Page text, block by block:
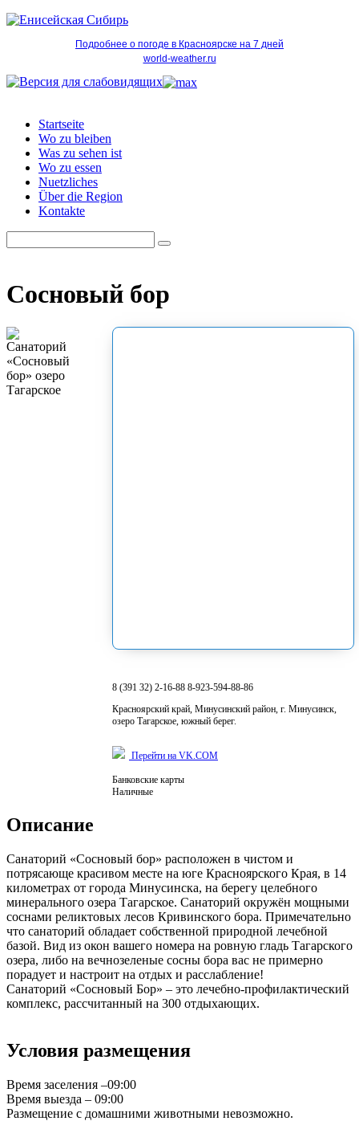
Подробнее о погоде в Красноярске на 7 дней
world-weather.ru
Startseite
Wo zu bleiben
Was zu sehen ist
Wo zu essen
Nuetzliches
Über die Region
Kontakte
Сосновый бор
8 (391 32) 2-16-88 8-923-594-88-86
Красноярский край, Минусинский район, г. Минусинск,
озеро Тагарское, южный берег.
Перейти на VK.COM
Банковские карты
Наличные
Описание
Санаторий «Сосновый бор» расположен в чистом и
потрясающе красивом месте на юге Красноярского Края, в 14
километрах от города Минусинска, на берегу целебного
минерального озера Тагарское. Санаторий окружён мощными
соснами реликтовых лесов Кривинского бора. Примечательно
что санаторий обладает собственной природной лечебной
базой. Вид из окон вашего номера на ровную гладь Тагарского
озера, либо на вечнозеленые сосны бора вас не примерно
порадует и настроит на отдых и расслабление!
Санаторий «Сосновый Бор» – это лечебно-профилактический
комплекс, рассчитанный на 300 отдыхающих.
Условия размещения
Время заселения –09:00
Время выезда – 09:00
Размещение с домашними животными невозможно.